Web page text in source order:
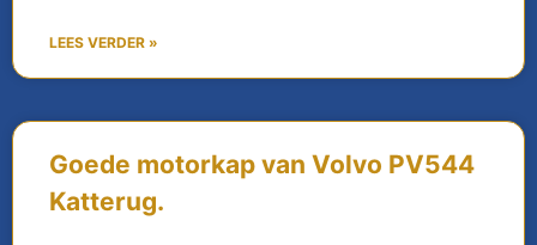
LEES VERDER »
Goede motorkap van Volvo PV544
Katterug.